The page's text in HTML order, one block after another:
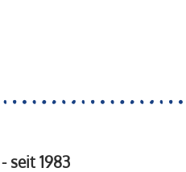
seit 1983